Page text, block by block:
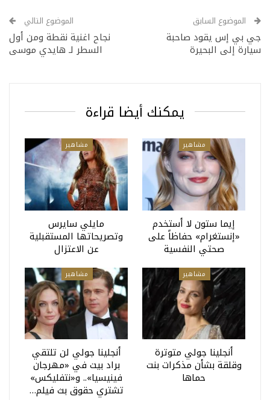
الموضوع السابق
جي بي إس يقود صاحبة
سيارة إلى البحيرة
الموضوع التالي
نجاح اغنية نقطة ومن أول
السطر لـ هايدي موسى
يمكنك أيضا قراءة
مشاهير
إيما ستون لا أستخدم
«إنستغرام» حفاظاً على
صحتي النفسية
مشاهير
مايلي سايرس
وتصريحاتها المستقبلية
عن الاعتزال
مشاهير
أنجلينا جولي متوترة
وقلقة بشأن مذكرات بنت
حماها
مشاهير
أنجلينا جولي لن تلتقي
براد بيت في «مهرجان
فينيسيا».. و«نتفليكس»
تشتري حقوق بث فيلم…